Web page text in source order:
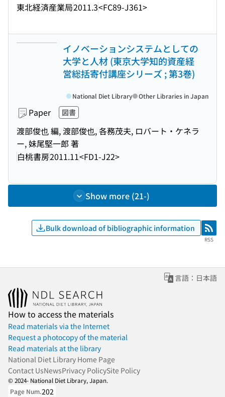
東北経済産業局2011.3<FC89-J361>
イノベーションシステムとしての
大学と人材 (東京大学知的資産経
営総括寄付講座シリーズ ; 第3巻)
Paper 図書
渡部俊也 編, 渡部俊也, 各務茂夫, ロバート・ケネラ
ー, 妹尾堅一郎 著
白桃書房2011.11<FD1-J22>
National Diet Library Other Libraries in Japan
Show more (21-)
Bulk download of bibliographic information RSS
RSS
言語：日本語
How to access the materials
Read materials via the Internet
Request a photocopy of the material
Read materials at the library
National Diet Library Home Page
Contact UsNewsPrivacy PolicySite Policy
© 2024- National Diet Library, Japan.
Page Num.202